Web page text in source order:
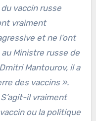
vaccin russe
vraiment
et ne l’ont
au Ministre russe de
Mantourov, il a
des vaccins ».
il vraiment
ou la politique